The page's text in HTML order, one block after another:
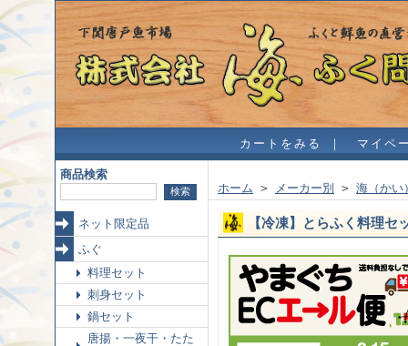
カートをみる ｜ マイペ
商品検索
ネット限定品
ふぐ
料理セット
刺身セット
鍋セット
唐揚・一夜干・たた
ホーム > メーカー別 > 海（かい
【冷凍】とらふく料理